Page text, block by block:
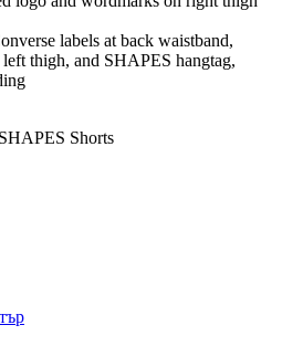
labels at back waistband,
thigh, and SHAPES hangtag,
Shorts